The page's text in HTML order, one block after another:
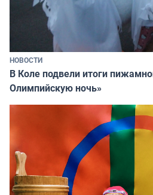
НОВОСТИ
В Коле подвели итоги
Олимпийскую ночь»